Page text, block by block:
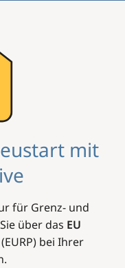
mit
für Grenz- und
über das EU
(EURP) bei Ihrer